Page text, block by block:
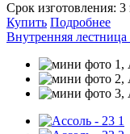
Срок изготовления: 3
Купить Подробнее
Внутренняя лестница